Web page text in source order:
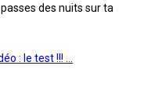
des nuits sur ta
: le test !!! …